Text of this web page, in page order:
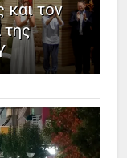
και τον
της